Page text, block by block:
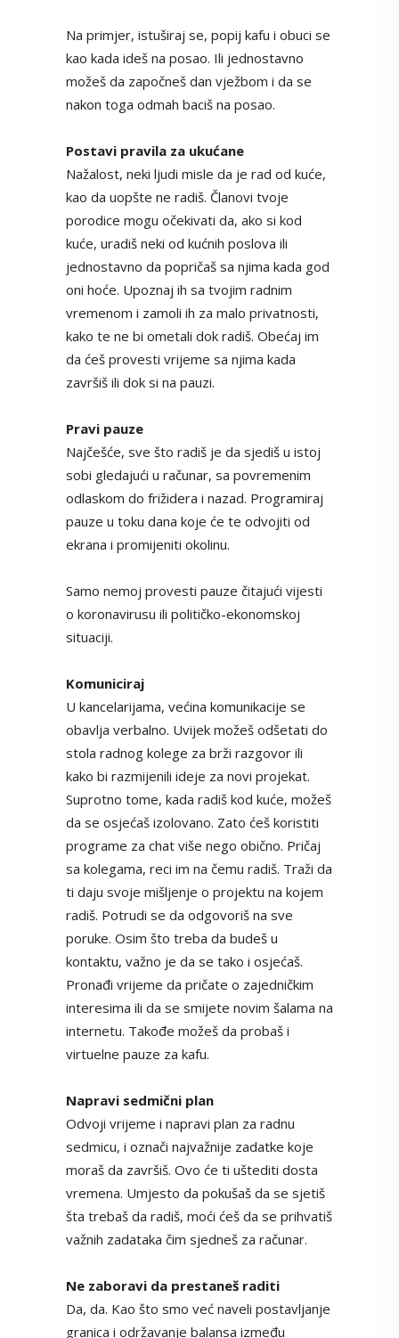
Na primjer, istuširaj se, popij kafu i obuci se
kao kada ideš na posao. Ili jednostavno
možeš da započneš dan vježbom i da se
nakon toga odmah baciš na posao.
Postavi pravila za ukućane
Nažalost, neki ljudi misle da je rad od kuće,
kao da uopšte ne radiš. Članovi tvoje
porodice mogu očekivati da, ako si kod
kuće, uradiš neki od kućnih poslova ili
jednostavno da popričaš sa njima kada god
oni hoće. Upoznaj ih sa tvojim radnim
vremenom i zamoli ih za malo privatnosti,
kako te ne bi ometali dok radiš. Obećaj im
da ćeš provesti vrijeme sa njima kada
završiš ili dok si na pauzi.
Pravi pauze
Najčešće, sve što radiš je da sjediš u istoj
sobi gledajući u računar, sa povremenim
odlaskom do frižidera i nazad. Programiraj
pauze u toku dana koje će te odvojiti od
ekrana i promijeniti okolinu.
Samo nemoj provesti pauze čitajući vijesti
o koronavirusu ili političko-ekonomskoj
situaciji.
Komuniciraj
U kancelarijama, većina komunikacije se
obavlja verbalno. Uvijek možeš odšetati do
stola radnog kolege za brži razgovor ili
kako bi razmijenili ideje za novi projekat.
Suprotno tome, kada radiš kod kuće, možeš
da se osjećaš izolovano. Zato ćeš koristiti
programe za chat više nego obično. Pričaj
sa kolegama, reci im na čemu radiš. Traži da
ti daju svoje mišljenje o projektu na kojem
radiš. Potrudi se da odgovoriš na sve
poruke. Osim što treba da budeš u
kontaktu, važno je da se tako i osjećaš.
Pronađi vrijeme da pričate o zajedničkim
interesima ili da se smijete novim šalama na
internetu. Takođe možeš da probaš i
virtuelne pauze za kafu.
Napravi sedmični plan
Odvoji vrijeme i napravi plan za radnu
sedmicu, i označi najvažnije zadatke koje
moraš da završiš. Ovo će ti uštediti dosta
vremena. Umjesto da pokušaš da se sjetiš
šta trebaš da radiš, moći ćeš da se prihvatiš
važnih zadataka čim sjedneš za računar.
Ne zaboravi da prestaneš raditi
Da, da. Kao što smo već naveli postavljanje
granica i održavanje balansa između